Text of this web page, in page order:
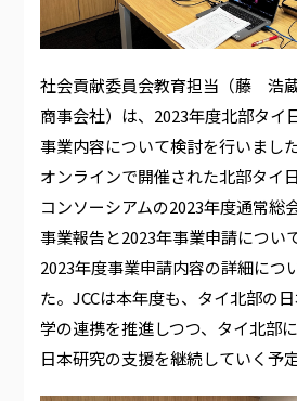
社会貢献委員会教育担当（藤 浩
商事会社）は、2023年度北部タイ
事業内容について検討を行いまし
オンラインで開催された北部タイ
コンソーシアムの2023年度通常総
事業報告と2023年事業申請につい
2023年度事業申請内容の詳細につ
た。JCCは本年度も、タイ北部の
学の連携を推進しつつ、タイ北部
日本研究の支援を継続していく予定